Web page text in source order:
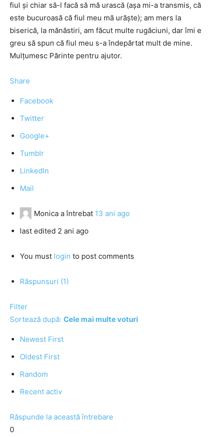
fiul şi chiar să-l facă să mă urască (aşa mi-a transmis, că
este bucuroasă că fiul meu mă urăşte); am mers la
biserică, la mănăstiri, am făcut multe rugăciuni, dar îmi e
greu să spun că fiul meu s-a îndepărtat mult de mine.
Mulţumesc Părinte pentru ajutor.
Share
Facebook
Twitter
Google+
Tumblr
LinkedIn
Mail
Monica a întrebat 13 ani ago
last edited 2 ani ago
You must login to post comments
Răspunsuri (1)
Filter
Sortează după: Cele mai multe voturi
Newest First
Oldest First
Random
Recent activ
Răspunde la această întrebare
0